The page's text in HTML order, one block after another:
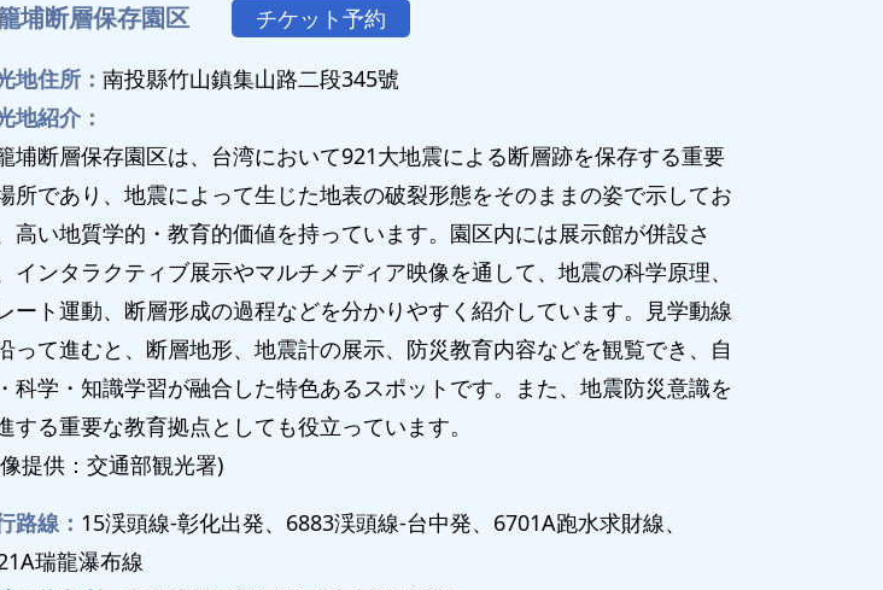
埔断層保存園区 チケット予約
地住所： 南投縣竹山鎮集山路二段345號
地紹介：
埔断層保存園区は、台湾において921大地震による断層跡を保存する重要
所であり、地震によって生じた地表の破裂形態をそのままの姿で示してお
高い地質学的・教育的価値を持っています。園区内には展示館が併設さ
インタラクティブ展示やマルチメディア映像を通して、地震の科学原理、
ート運動、断層形成の過程などを分かりやすく紹介しています。見学動線
って進むと、断層地形、地震計の展示、防災教育内容などを観覧でき、自
科学・知識学習が融合した特色あるスポットです。また、地震防災意識を
する重要な教育拠点としても役立っています。
提供：交通部観光署)
路線： 15渓頭線-彰化出発、6883渓頭線-台中発、6701A跑水求財線、
瑞龍瀑布線